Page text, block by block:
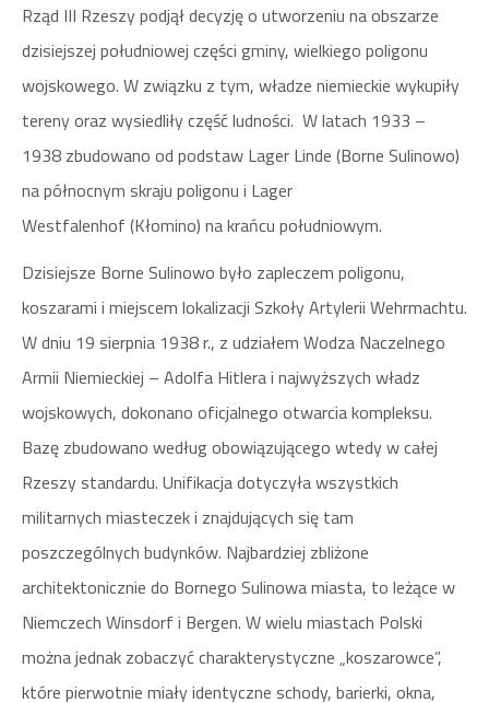
Rząd III Rzeszy podjął decyzję o utworzeniu na obszarze
dzisiejszej południowej części gminy, wielkiego poligonu
wojskowego. W związku z tym, władze niemieckie wykupiły
tereny oraz wysiedliły część ludności. W latach 1933 –
1938 zbudowano od podstaw Lager Linde (Borne Sulinowo)
na północnym skraju poligonu i Lager
Westfalenhof (Kłomino) na krańcu południowym.
Dzisiejsze Borne Sulinowo było zapleczem poligonu,
koszarami i miejscem lokalizacji Szkoły Artylerii Wehrmachtu.
W dniu 19 sierpnia 1938 r., z udziałem Wodza Naczelnego
Armii Niemieckiej – Adolfa Hitlera i najwyższych władz
wojskowych, dokonano oficjalnego otwarcia kompleksu.
Bazę zbudowano według obowiązującego wtedy w całej
Rzeszy standardu. Unifikacja dotyczyła wszystkich
militarnych miasteczek i znajdujących się tam
poszczególnych budynków. Najbardziej zbliżone
architektonicznie do Bornego Sulinowa miasta, to leżące w
Niemczech Winsdorf i Bergen. W wielu miastach Polski
można jednak zobaczyć charakterystyczne „koszarowce”,
które pierwotnie miały identyczne schody, barierki, okna,